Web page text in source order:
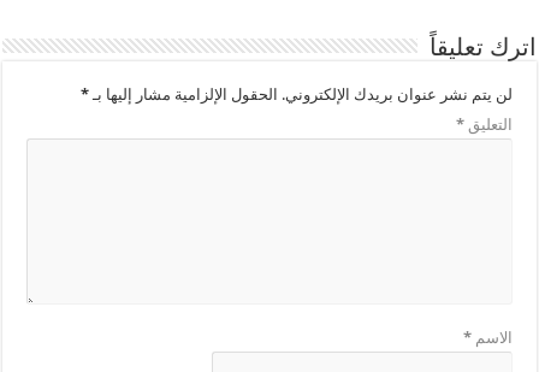
اترك تعليقاً
لن يتم نشر عنوان بريدك الإلكتروني. الحقول الإلزامية مشار إليها بـ*
التعليق*
الاسم*